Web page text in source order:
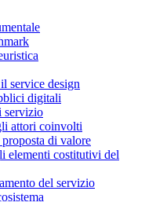
service design
digitali
servizio
attori coinvolti
di valore
elementi costitutivi del
del servizio